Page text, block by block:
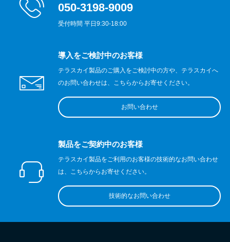
050-3198-9009
受付時間 平日9:30-18:00
導入をご検討中のお客様
テラスカイ製品のご購入をご検討中の方や、テラスカイへ
のお問い合わせは、こちらからお寄せください。
お問い合わせ
製品をご契約中のお客様
テラスカイ製品をご利用のお客様の技術的なお問い合わせ
は、こちらからお寄せください。
技術的なお問い合わせ